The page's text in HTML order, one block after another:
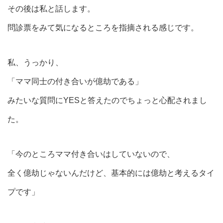
その後は私と話します。
問診票をみて気になるところを指摘される感じです。
私、うっかり、
「ママ同士の付き合いが億劫である」
みたいな質問にYESと答えたのでちょっと心配されまし
た。
「今のところママ付き合いはしていないので、
全く億劫じゃないんだけど、基本的には億劫と考えるタイ
プです」